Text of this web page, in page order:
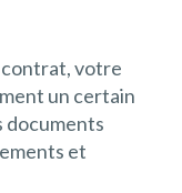
contrat, votre
un certain
documents
et